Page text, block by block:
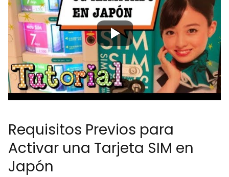
Requisitos Previos para
Activar una Tarjeta SIM en
Japón